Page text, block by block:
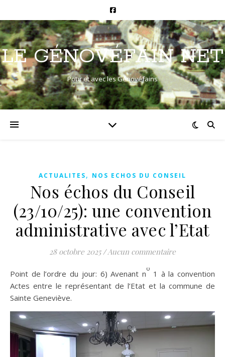
LE GÉNOVÉFAIN NET
Pour et avec les Génovéfains
ACTUALITES, NOS ECHOS DU CONSEIL
Nos échos du Conseil
(23/10/25): une convention
administrative avec l’Etat
28 octobre 2025 /Aucun commentaire
Point de l’ordre du jour: 6) Avenant n
o
1 à la convention
Actes entre le représentant de l’Etat et la commune de
Sainte Geneviève.